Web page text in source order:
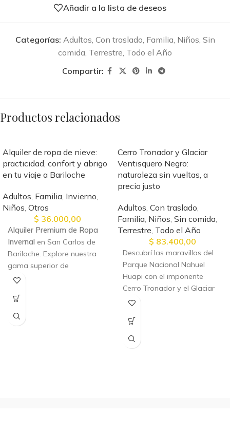
Añadir a la lista de deseos
Categorías: Adultos Con traslado Familia Niños Sin
comida Terrestre Todo el Año
Compartir:
Productos relacionados
Alquiler de ropa de nieve:
practicidad, confort y abrigo
en tu viaje a Bariloche
Adultos Familia Invierno
Niños Otros
$ 36.000,00
Alquiler Premium de Ropa
Invernal en San Carlos de
Bariloche. Explore nuestra
gama superior de
vestimenta para nieve, con
¡Asegure una experiencia
segura y confortable en la
Cerro Tronador y Glaciar
Ventisquero Negro:
naturaleza sin vueltas, a
precio justo
Adultos Con traslado
Familia Niños Sin comida
Terrestre Todo el Año
$ 83.400,00
Descubrí las maravillas del
Parque Nacional Nahuel
Huapi con el imponente
Cerro Tronador y el Glaciar
Ventisquero Negro. Una
mezcla naturaleza, aventura
y confort en cada paso.